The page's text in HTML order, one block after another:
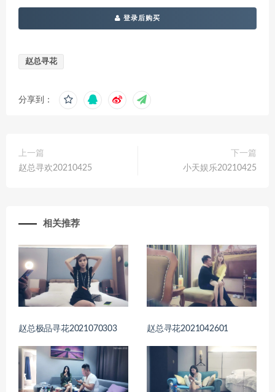
登录后购买
赵总寻花
分享到：
上一篇
赵总寻欢20210425
下一篇
小天娱乐20210425
相关推荐
赵总极品寻花2021070303 赵总寻花2021042601